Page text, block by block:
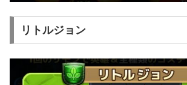
リトルジョン